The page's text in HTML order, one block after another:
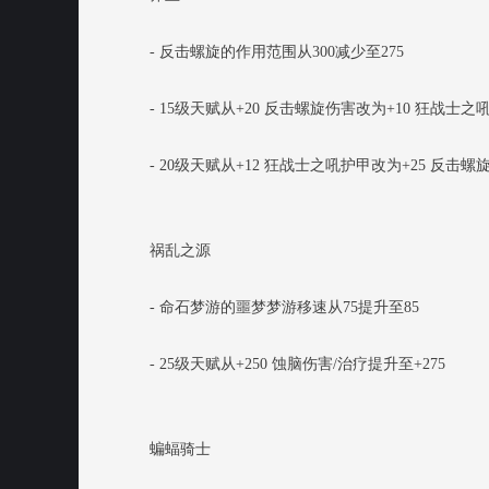
- 反击螺旋的作用范围从300减少至275
- 15级天赋从+20 反击螺旋伤害改为+10 狂战士之
- 20级天赋从+12 狂战士之吼护甲改为+25 反击螺
祸乱之源
- 命石梦游的噩梦梦游移速从75提升至85
- 25级天赋从+250 蚀脑伤害/治疗提升至+275
蝙蝠骑士